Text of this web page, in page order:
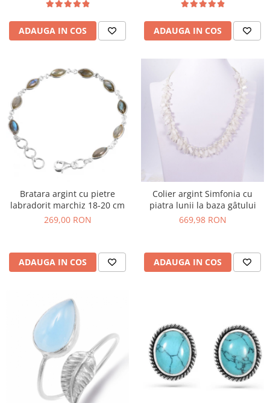
ADAUGA IN COS ADAUGA IN COS
Bratara argint cu pietre
labradorit marchiz 18-20 cm
269,00 RON
ADAUGA IN COS
Colier argint Simfonia cu
piatra lunii la baza gâtului
669,98 RON
ADAUGA IN COS